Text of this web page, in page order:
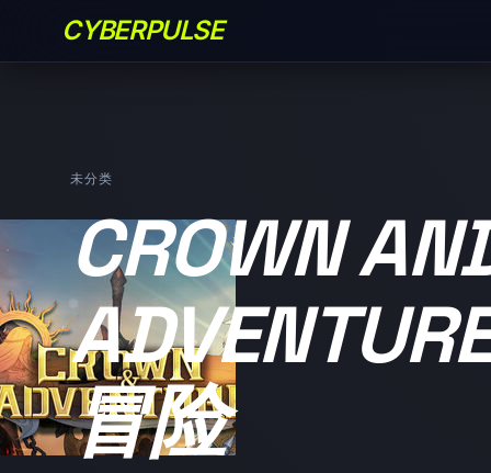
CYBERPULSE
未分类
CROWN
冒险